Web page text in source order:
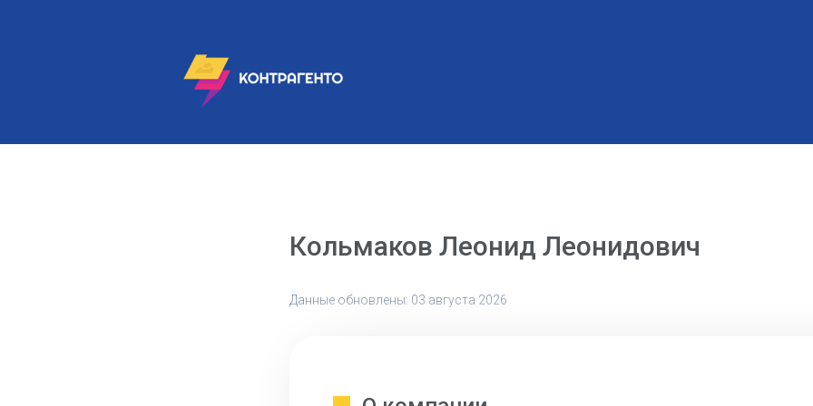
Кольмаков Леонид Леонидович
Данные обновлены: 03 августа 2026